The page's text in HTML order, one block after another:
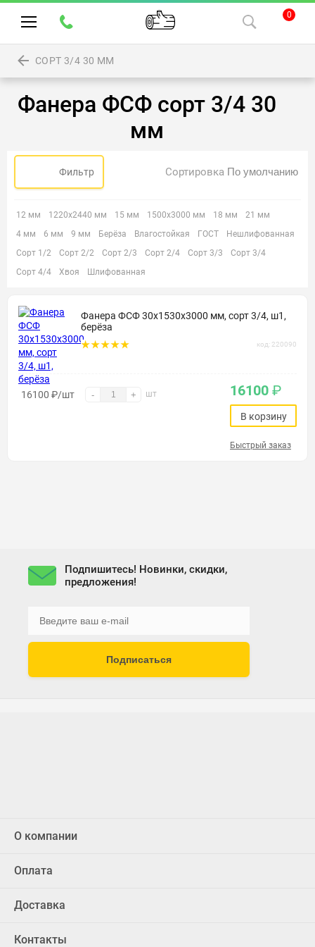
0
СОРТ 3/4 30 ММ
Фанера ФСФ сорт 3/4 30
мм
Фильтр Сортировка
12 мм 1220х2440 мм 15 мм 1500х3000 мм 18 мм
21 мм
4 мм
6 мм 9 мм Берёза Влагостойкая ГОСТ
Нешлифованная
Сорт 1/2
Сорт 2/2 Сорт 2/3 Сорт 2/4 Сорт 3/3
Сорт 3/4
Сорт 4/4
Хвоя Шлифованная
Фанера ФСФ 30х1530х3000 мм, сорт 3/4, ш1,
берёза
код: 220090
16100 ₽/шт - + шт 16100 ₽
В корзину
Быстрый заказ
Подпишитесь! Новинки, скидки,
предложения!
Подписаться
О компании
Оплата
Доставка
Контакты